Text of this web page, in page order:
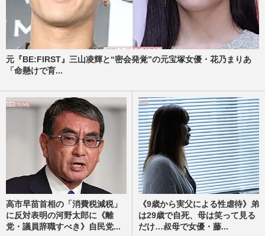
元『BE:FIRST』三山凌輝と“密会発覚”の元宝塚女優・花乃まりあ
「命懸けで育...
高市早苗首相の「消費税減税」
に反対表明の河野太郎に《離
党・議員辞職すべき》自民党...
《9歳から実父による性虐待》弟
は29歳で自死、母は笑って見る
だけ…叔母で女優・藤...